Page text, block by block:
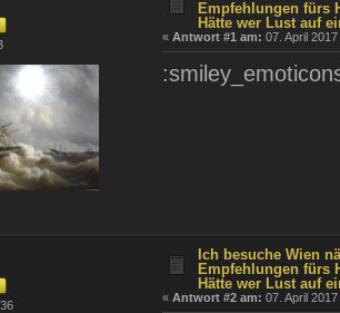
Empfehlungen fürs
Hätte wer Lust auf
« Antwort #1 am: 07. April
Ich besuche Wien
Empfehlungen fürs
Hätte wer Lust auf
« Antwort #2 am: 07. April